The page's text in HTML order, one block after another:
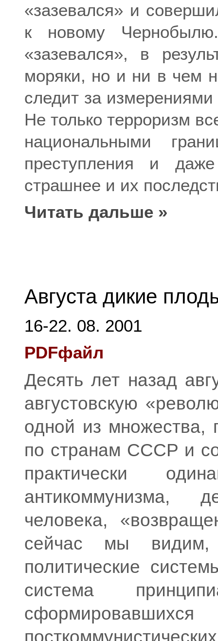
«зазевался» и
к новому
«зазевался», в
моряки, но и ни в чем
следит за
Не только терроризм
национальными
преступления и
страшнее и их
Читать дальше »
Августа дикие
16-22. 08. 2001
PDFфайл
Десять лет назад
августовскую
одной из множества,
по странам СССР и
практически
антикоммунизма,
человека,
сейчас мы
политические
система